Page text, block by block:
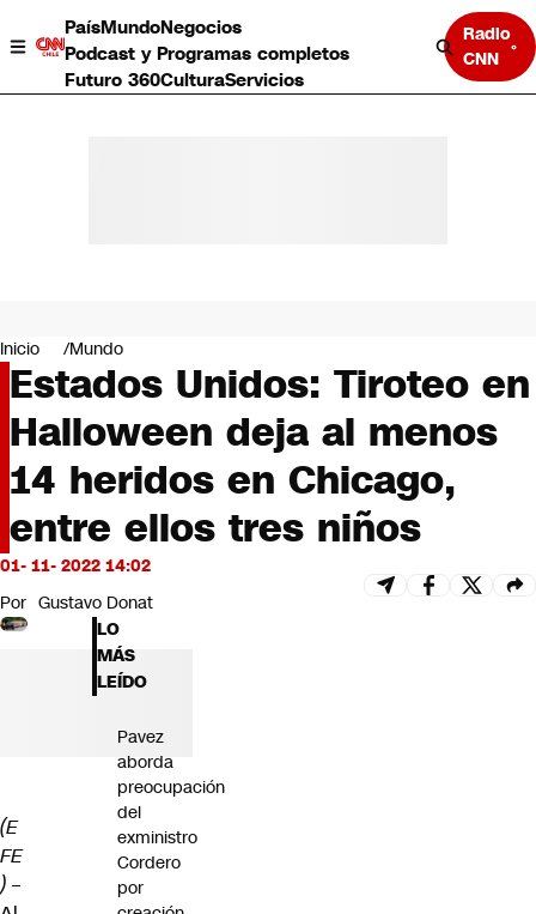
PaísMundoNegocios
Podcast y Programas completos
Futuro 360CulturaServicios
Radio
CNN
Negocios
Deportes
Programas completos
Cultura
Servicios
Bits
CNN tiempo
Futuro 360
Inicio Mundo
Estados Unidos: Tiroteo en
Halloween deja al menos
14 heridos en Chicago,
entre ellos tres niños
01- 11- 2022 14:02
Por Gustavo Donat
(E
FE
) –
LO
MÁS
LEÍDO
Pavez
aborda
preocupación
del
exministro
Cordero
por